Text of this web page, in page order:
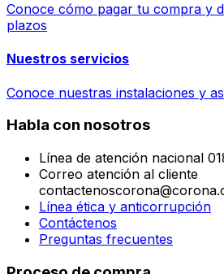
Conoce cómo pagar tu compra y
plazos
Nuestros servicios
Conoce nuestras instalaciones y
Habla con nosotros
Línea de atención nacional
Correo atención al cliente
Línea ética y anticorrupción
Contáctenos
Preguntas frecuentes